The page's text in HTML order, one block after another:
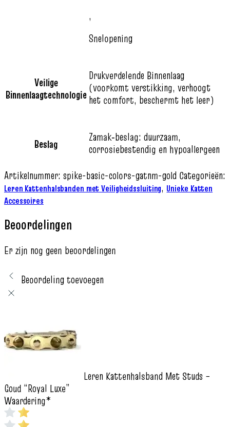
,
Snelopening
Veilige
Binnenlaagtechnologie
Drukverdelende Binnenlaag
(voorkomt verstikking, verhoogt
het comfort, beschermt het leer)
Beslag
Zamak‑beslag: duurzaam,
corrosiebestendig en hypoallergeen
Artikelnummer: spike-basic-colors-gatnm-gold Categorieën:
Leren Kattenhalsbanden met Veiligheidssluiting, Unieke Katten
Accessoires
Beoordelingen
Er zijn nog geen beoordelingen
Beoordeling toevoegen
Leren Kattenhalsband Met Studs –
Goud “Royal Luxe”
Waardering*